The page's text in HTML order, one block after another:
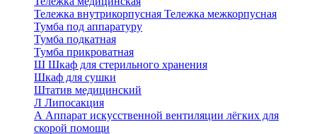
Тележка внутрикорпусная Тележка межкорпусная
Тумба под аппаратуру
Тумба подкатная
Тумба прикроватная
Ш Шкаф для стерильного хранения
Шкаф для сушки
Штатив медицинский
Л Липосакция
А Аппарат искусственной вентиляции лёгких для
скорой помощи